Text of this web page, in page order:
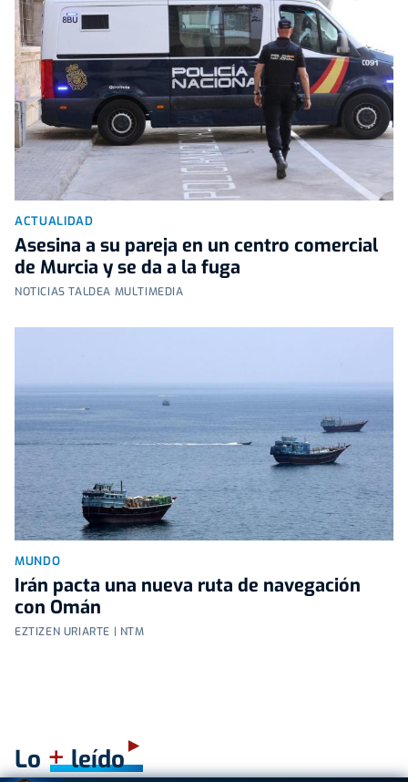
ACTUALIDAD
Asesina a su pareja en un centro comercial
de Murcia y se da a la fuga
NOTICIAS TALDEA MULTIMEDIA
MUNDO
Irán pacta una nueva ruta de navegación
con Omán
EZTIZEN URIARTE | NTM
Lo +leído